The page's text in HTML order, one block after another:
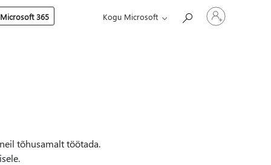
365 Kogu Microsoft
Logige
sisse
oma
tõhusamalt töötada.